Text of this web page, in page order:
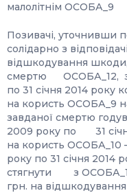
малолітнім ОСОБА_9
Позивачі, уточнивши
солідарно з
відшкодування
смертю ОСОБА_12, за
по 31 січня 2014 року
на користь ОСОБА_9
завданої смертю
2009 року по 31
на користь ОСОБА_10
року по 31 січня 2014
стягнути з
грн. на